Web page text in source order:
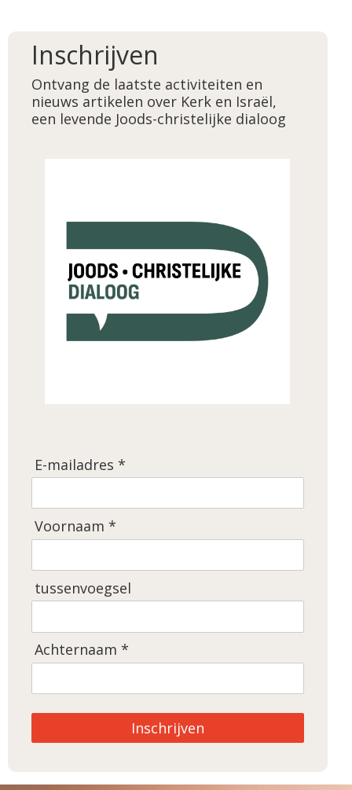
Inschrijven
Ontvang de laatste activiteiten en
nieuws artikelen over Kerk en Israël,
een levende Joods-christelijke dialoog
E-mailadres *
Voornaam *
tussenvoegsel
Achternaam *
Inschrijven